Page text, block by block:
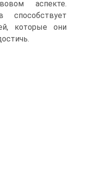
аспекте.
способствует
которые они